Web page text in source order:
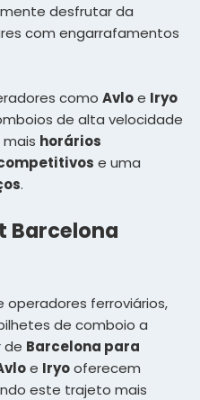
desfrutar da
com engarrafamentos
como Avloe Iryo
de alta velocidade
horários
e uma
.
Barcelona
operadores ferroviários,
de comboio a
de Barcelona para
e Iryooferecem
este trajeto mais